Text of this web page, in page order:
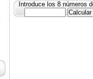
Introduce los 8 números